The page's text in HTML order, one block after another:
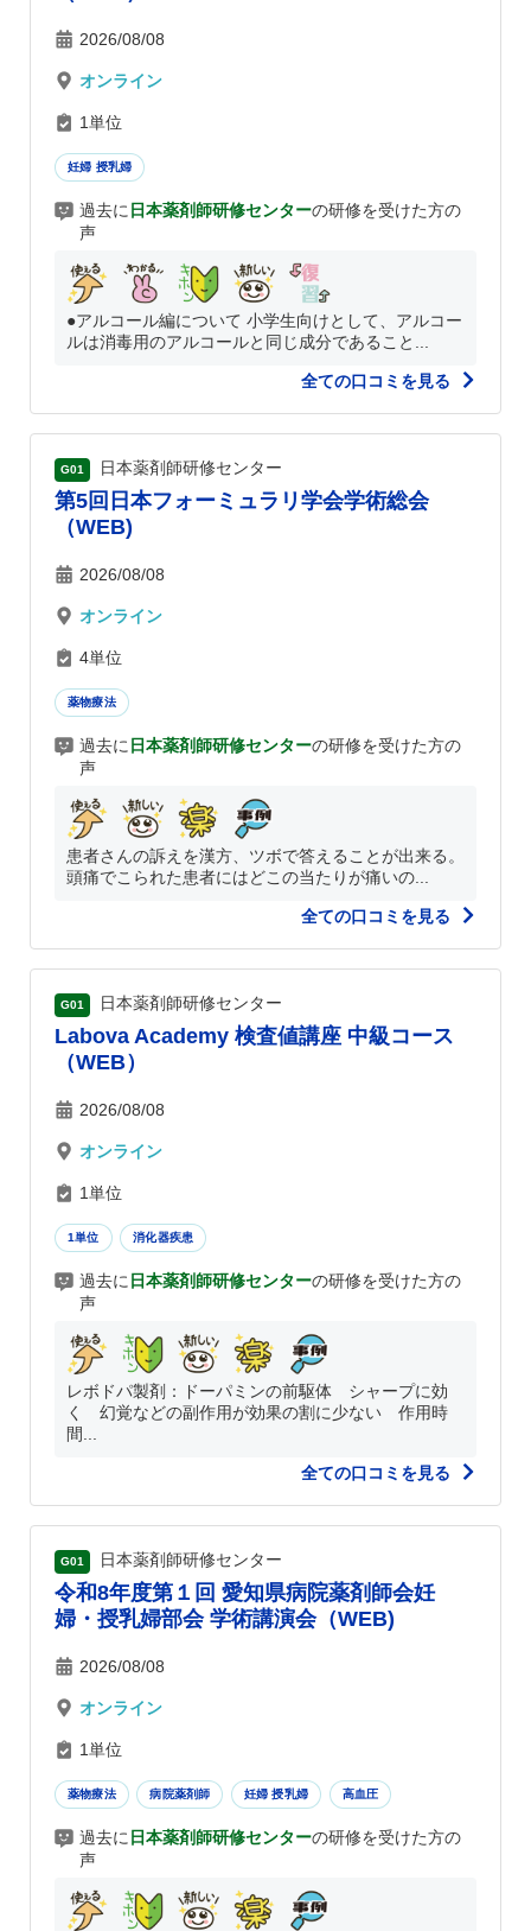
2026/08/08
オンライン
1単位
妊婦 授乳婦
過去に 日本薬剤師研修センターの研修を受けた方の
声
●アルコール編について 小学生向けとして、アルコー
ルは消毒用のアルコールと同じ成分であること...
全ての口コミを見る
G01 日本薬剤師研修センター
第5回日本フォーミュラリ学会学術総会
（WEB)
2026/08/08
オンライン
4単位
薬物療法
過去に 日本薬剤師研修センターの研修を受けた方の
声
患者さんの訴えを漢方、ツボで答えることが出来る。
頭痛でこられた患者にはどこの当たりが痛いの...
全ての口コミを見る
G01 日本薬剤師研修センター
Labova Academy 検査値講座 中級コース
（WEB）
2026/08/08
オンライン
1単位
1単位 消化器疾患
過去に 日本薬剤師研修センターの研修を受けた方の
声
レボドパ製剤：ドーパミンの前駆体 シャープに効
く 幻覚などの副作用が効果の割に少ない 作用時
間...
全ての口コミを見る
G01 日本薬剤師研修センター
令和8年度第１回 愛知県病院薬剤師会妊
婦・授乳婦部会 学術講演会（WEB)
2026/08/08
オンライン
1単位
薬物療法 病院薬剤師 妊婦 授乳婦 高血圧
過去に 日本薬剤師研修センターの研修を受けた方の
声